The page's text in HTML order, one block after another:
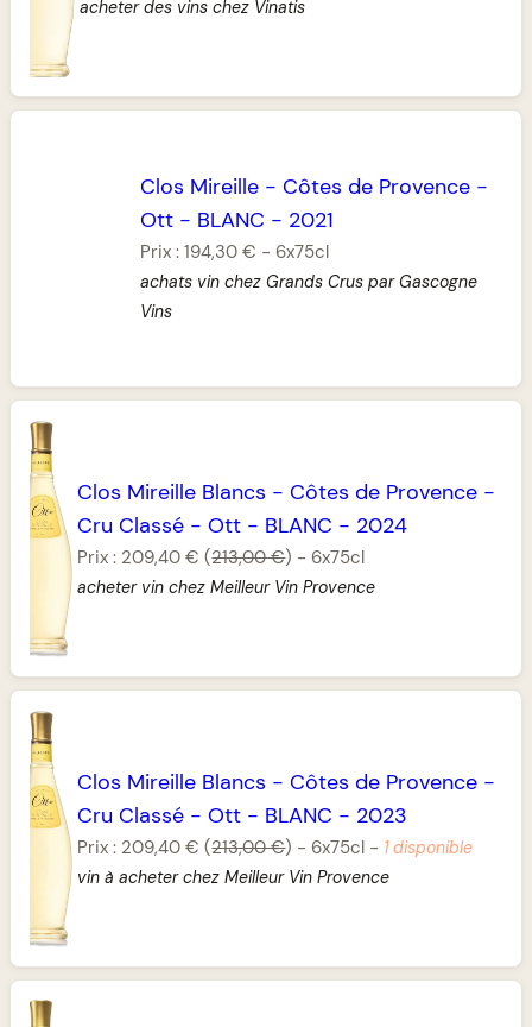
acheter des vins chez Vinatis
Clos Mireille- Côtes de Provence-
Ott- BLANC - 2021
Prix : 194,30 € - 6x75cl
achats vin chez Grands Crus par Gascogne
Vins
Clos Mireille Blancs - Côtes de Provence -
Cru Classé - Ott - BLANC - 2024
Prix : 209,40 € (213,00 €) - 6x75cl
acheter vin chez Meilleur Vin Provence
Clos Mireille Blancs - Côtes de Provence -
Cru Classé - Ott - BLANC - 2023
Prix : 209,40 € (213,00 €) - 6x75cl - 1 disponible
vin à acheter chez Meilleur Vin Provence